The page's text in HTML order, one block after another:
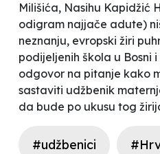
Milišića, Nasihu Kapidžić
odigram najjače adute)
neznanju, evropski žiri
podijeljenih škola u Bosni
odgovor na pitanje kako
sastaviti udžbenik
da bude po ukusu tog
#udžbenici